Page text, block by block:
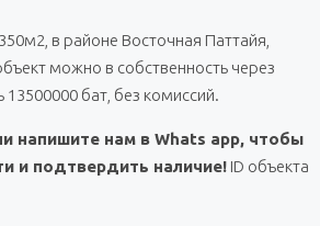
в районе Восточная Паттайя,
можно в собственность через
бат, без комиссий.
напишите нам в Whats app, чтобы
и подтвердить наличие! ID объекта